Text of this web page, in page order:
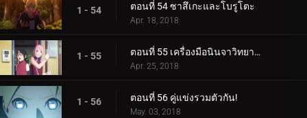
1 - 54 ตอนที่ 54 ซาสึเกะและโบรูโตะ
Apr. 18, 2018
1 - 55 ตอนที่ 55 เครื่องมือนินจาวิทยาศาสตร์
Apr. 25, 2018
1 - 56 ตอนที่ 56 คู่แข่งรวมตัวกัน!
May. 03, 2018